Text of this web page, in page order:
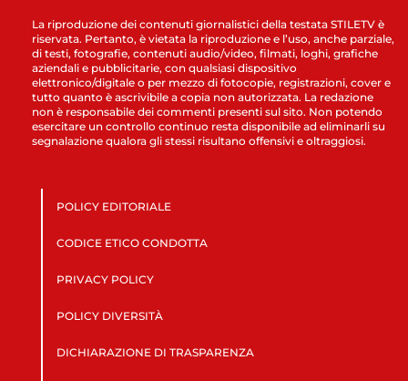
La riproduzione dei contenuti giornalistici della testata STILETV è
riservata. Pertanto, è vietata la riproduzione e l’uso, anche parziale,
di testi, fotografie, contenuti audio/video, filmati, loghi, grafiche
aziendali e pubblicitarie, con qualsiasi dispositivo
elettronico/digitale o per mezzo di fotocopie, registrazioni, cover e
tutto quanto è ascrivibile a copia non autorizzata. La redazione
non è responsabile dei commenti presenti sul sito. Non potendo
esercitare un controllo continuo resta disponibile ad eliminarli su
segnalazione qualora gli stessi risultano offensivi e oltraggiosi.
POLICY EDITORIALE
CODICE ETICO CONDOTTA
PRIVACY POLICY
POLICY DIVERSITÀ
DICHIARAZIONE DI TRASPARENZA